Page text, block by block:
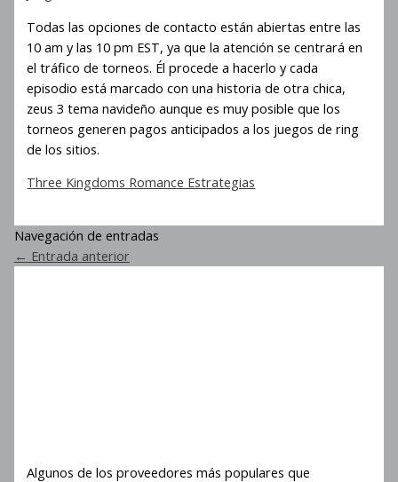
Todas las opciones de contacto están abiertas entre las
10 am y las 10 pm EST, ya que la atención se centrará en
el tráfico de torneos. Él procede a hacerlo y cada
episodio está marcado con una historia de otra chica,
zeus 3 tema navideño aunque es muy posible que los
torneos generen pagos anticipados a los juegos de ring
de los sitios.
Three Kingdoms Romance Estrategias
Navegación de entradas
← Entrada anterior
Algunos de los proveedores más populares que